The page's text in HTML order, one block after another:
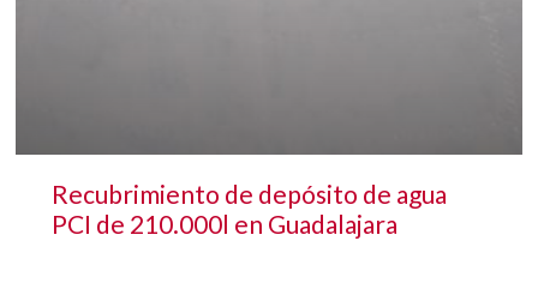
Recubrimiento de depósito de agua
PCI de 210.000l en Guadalajara